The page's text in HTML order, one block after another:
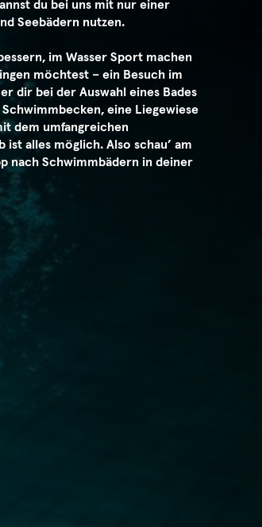
du bei uns mit nur einer
Seebädern nutzen.
im Wasser Sport machen
möchtest – ein Besuch im
dir bei der Auswahl eines Bades
eine Liegewiese
dem umfangreichen
alles möglich. Also schau’ am
nach Schwimmbädern in deiner